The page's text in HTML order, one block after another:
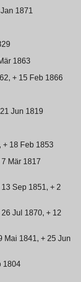
1871
1863
+ 15 Feb 1866
Jun 1819
+ 18 Feb 1853
7 Mär 1817
13 Sep 1851, + 2
26 Jul 1870, + 12
Mai 1841, + 25 Jun
1804